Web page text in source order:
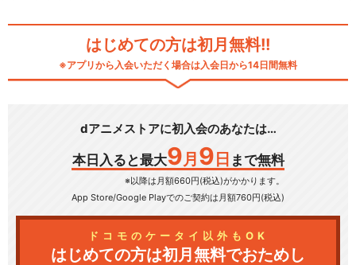
はじめての方は初月無料!!
※アプリから入会いただく場合は入会日から14日間無料
dアニメストアに初入会のあなたは…
本日入ると最大9 月 9 日 まで無料
※以降は月額660円(税込)がかかります。
App Store/Google Playでのご契約は月額760円(税込)
ドコモのケータイ以外もOK
はじめての方は初月無料でおためし